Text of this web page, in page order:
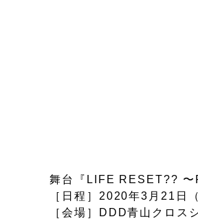
舞台『LIFE RESET??
［日程］2020年3月21日
［会場］DDD青山クロス